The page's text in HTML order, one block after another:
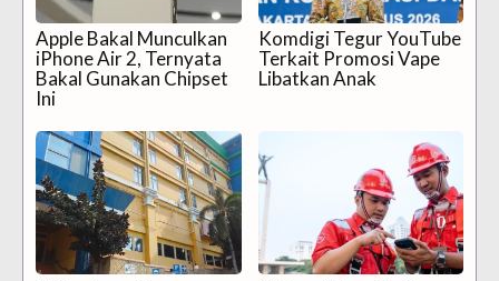
Apple Bakal Munculkan
iPhone Air 2, Ternyata
Bakal Gunakan Chipset
Ini
Komdigi Tegur YouTube
Terkait Promosi Vape
Libatkan Anak